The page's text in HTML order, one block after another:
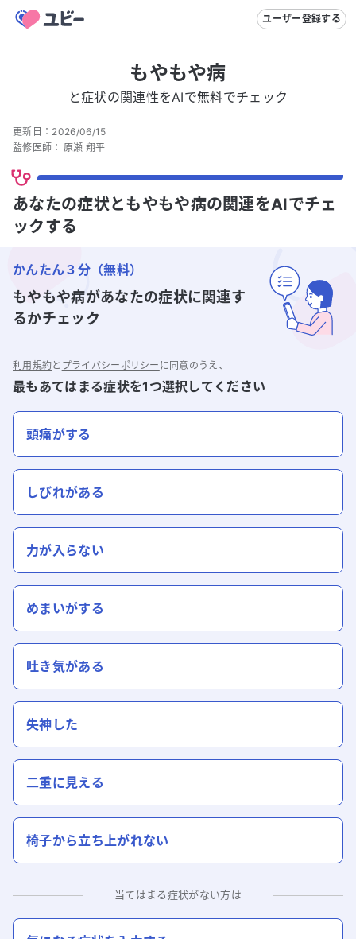
ユーザー登録する
もやもや病
と症状の関連性をAIで無料でチェック
更新日： 2026/06/15
監修医師： 原瀬 翔平
あなたの症状ともやもや病の関連をAIでチェ
ックする
かんたん３分（無料）
もやもや病があなたの症状に関連す
るかチェック
利用規約と プライバシーポリシー に同意のうえ、
最もあてはまる症状を1つ選択してください
頭痛がする
しびれがある
力が入らない
めまいがする
吐き気がある
失神した
二重に見える
椅子から立ち上がれない
当てはまる症状がない方は